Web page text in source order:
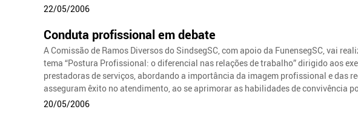
22/05/2006
Conduta profissional em debate
A Comissão de Ramos Diversos do SindsegSC, com apoio da FunensegSC, vai
tema “Postura Profissional: o diferencial nas relações de trabalho” dirigido aos
prestadoras de serviços, abordando a importância da imagem profissional e das
asseguram êxito no atendimento, ao se aprimorar as habilidades de convivência
20/05/2006